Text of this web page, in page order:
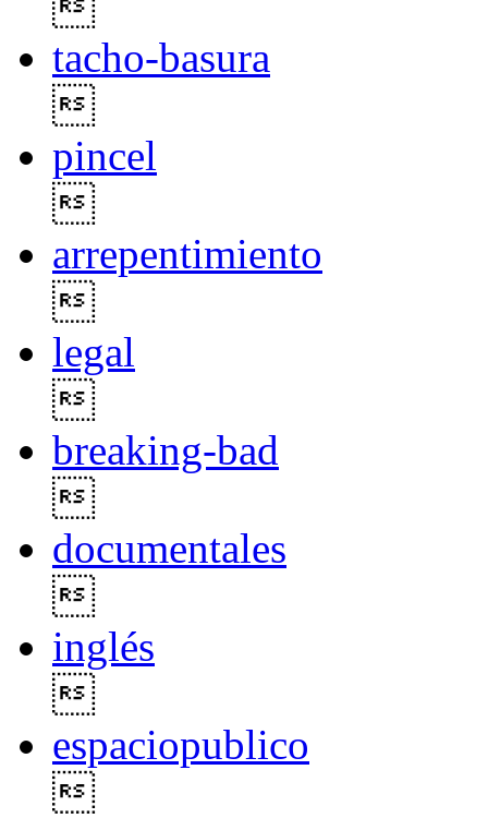
tacho-basura
pincel
arrepentimiento
legal
breaking-bad
documentales
inglés
espaciopublico